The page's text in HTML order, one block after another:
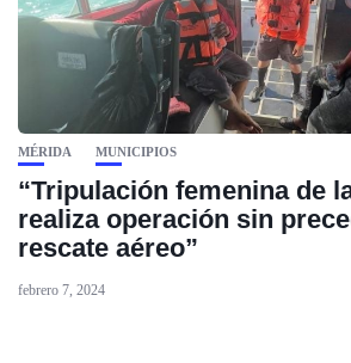
MÉRIDA MUNICIPIOS
“Tripulación femenina de
realiza operación sin
rescate aéreo”
febrero 7, 2024